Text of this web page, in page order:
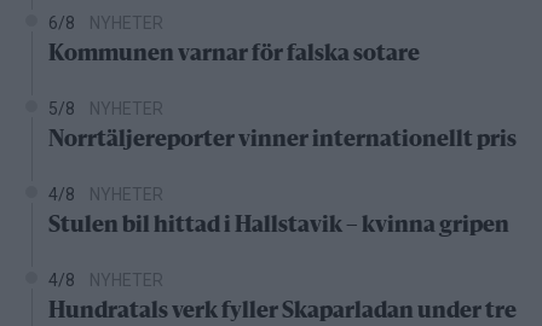
6/8 NYHETER
Kommunen varnar för falska sotare
5/8 NYHETER
Norrtäljereporter vinner internationellt pris
4/8 NYHETER
Stulen bil hittad i Hallstavik – kvinna gripen
4/8 NYHETER
Hundratals verk fyller Skaparladan under tre